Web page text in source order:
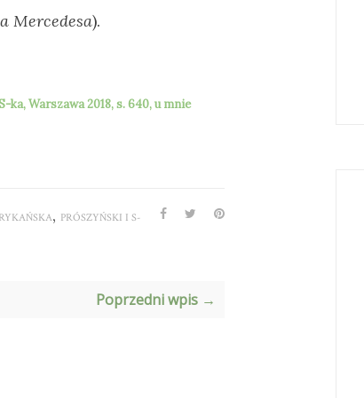
Mercedesa).
Warszawa 2018, s. 640, u mnie
, PRÓSZYŃSKI I S-
Poprzedni wpis →